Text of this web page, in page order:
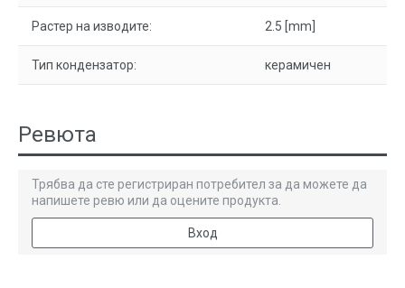
Растер на изводите: 2.5 [mm]
Тип кондензатор: керамичен
Ревюта
Трябва да сте регистриран потребител за да можете да
напишете ревю или да оцените продукта.
Вход